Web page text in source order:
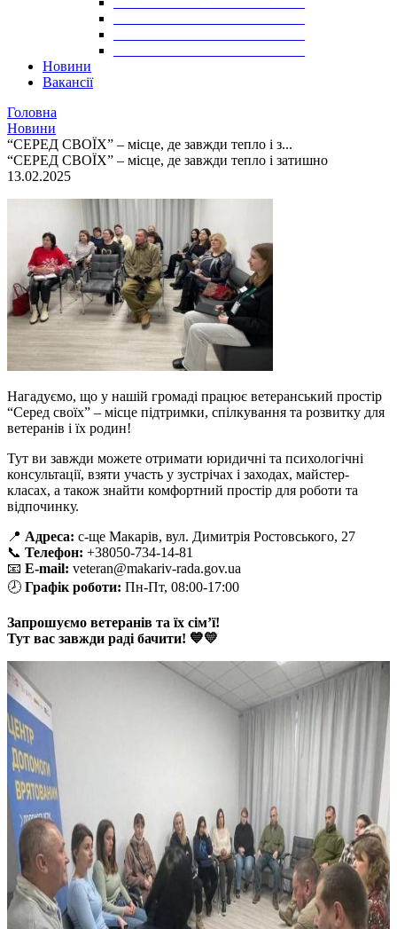
Новини
Вакансії
Головна
Новини
“СЕРЕД СВОЇХ” – місце, де завжди тепло і з...
“СЕРЕД СВОЇХ” – місце, де завжди тепло і затишно
13.02.2025
Нагадуємо, що у нашій громаді працює ветеранський простір
“Серед своїх” – місце підтримки, спілкування та розвитку для
ветеранів і їх родин!
Тут ви завжди можете отримати юридичні та психологічні
консультації, взяти участь у зустрічах і заходах, майстер-
класах, а також знайти комфортний простір для роботи та
відпочинку.
📍 Адреса: с-ще Макарів, вул. Димитрія Ростовського, 27
📞 Телефон: +38050-734-14-81
📧 E-mail: veteran@makariv-rada.gov.ua
🕗 Графік роботи: Пн-Пт, 08:00-17:00
Запрошуємо ветеранів та їх сім’ї!
Тут вас завжди раді бачити! 💙💛